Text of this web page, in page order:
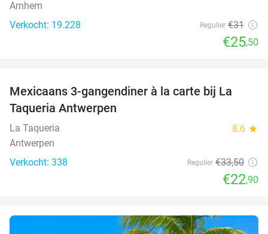
Arnhem
Verkocht: 19.228
Regulier €31
€25,50
32%
Mexicaans 3-gangendiner à la carte bij La
Taqueria Antwerpen
La Taqueria 8.6 star
Antwerpen
Verkocht: 338
Regulier €33,50
€22,90